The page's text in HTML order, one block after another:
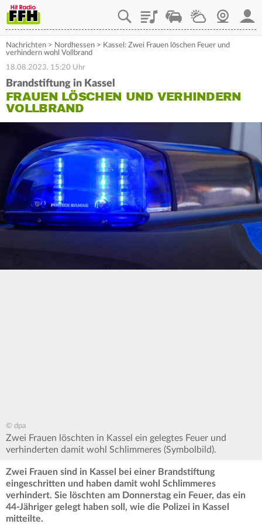
PlaylistStaupilotWetterWebcam
Nachrichten > Nordhessen > Kassel: Zwei Frauen löschen Feuer und
verhindern wohl Vollbrand
18.08.2023, 15:20 Uhr
Brandstiftung in Kassel
FRAUEN LÖSCHEN UND VERHINDERN
VOLLBRAND
© dpa
Zwei Frauen löschten in Kassel ein gelegtes Feuer und
verhinderten damit wohl Schlimmeres (Symbolbild).
Zwei Frauen sind in Kassel bei einer Brandstiftung
eingeschritten und haben damit wohl Schlimmeres
verhindert. Sie löschten am Donnerstag ein Feuer, das ein
44-Jähriger gelegt haben soll, wie die Polizei in Kassel
mitteilte.